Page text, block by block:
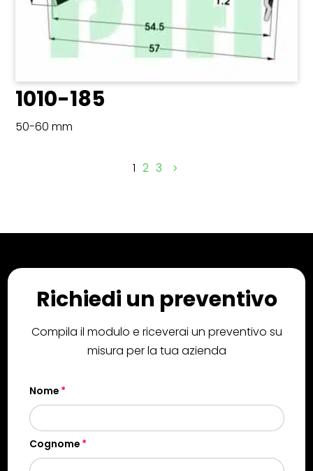
1010-185
50-60 mm
1 2 3
Richiedi un preventivo
Compila il modulo e riceverai un preventivo su
misura per la tua azienda
Nome
Cognome